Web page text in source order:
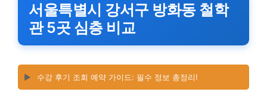
서울특별시 강서구 방화동 철학
관 5곳 심층 비교
▶️ 수강 후기 조회 예약 가이드: 필수 정보 총정리!